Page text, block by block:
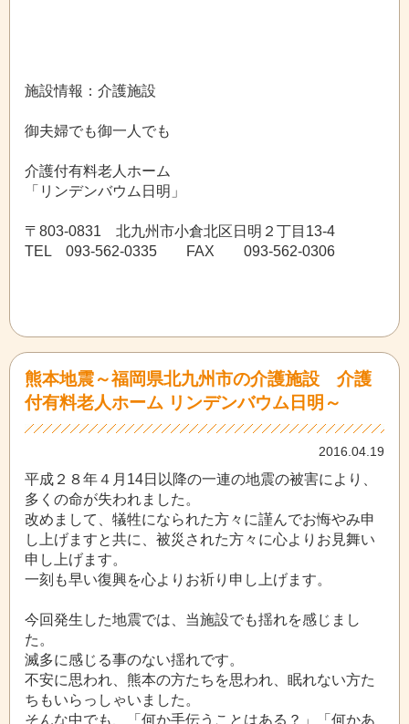
施設情報：介護施設
御夫婦でも御一人でも
介護付有料老人ホーム
「リンデンバウム日明」
〒803-0831 北九州市小倉北区日明２丁目13-4
TEL 093-562-0335 FAX 093-562-0306
熊本地震～福岡県北九州市の介護施設 介護
付有料老人ホーム リンデンバウム日明～
2016.04.19
平成２８年４月14日以降の一連の地震の被害により、
多くの命が失われました。
改めまして、犠牲になられた方々に謹んでお悔やみ申
し上げますと共に、被災された方々に心よりお見舞い
申し上げます。
一刻も早い復興を心よりお祈り申し上げます。
今回発生した地震では、当施設でも揺れを感じまし
た。
滅多に感じる事のない揺れです。
不安に思われ、熊本の方たちを思われ、眠れない方た
ちもいらっしゃいました。
そんな中でも、「何か手伝うことはある？」「何かあ